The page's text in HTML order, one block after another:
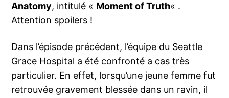
Anatomy, intitulé « Moment of Truth« .
Attention spoilers !
Dans l’épisode précédent, l’équipe du Seattle
Grace Hospital a été confronté a cas très
particulier. En effet, lorsqu’une jeune femme fut
retrouvée gravement blessée dans un ravin, il